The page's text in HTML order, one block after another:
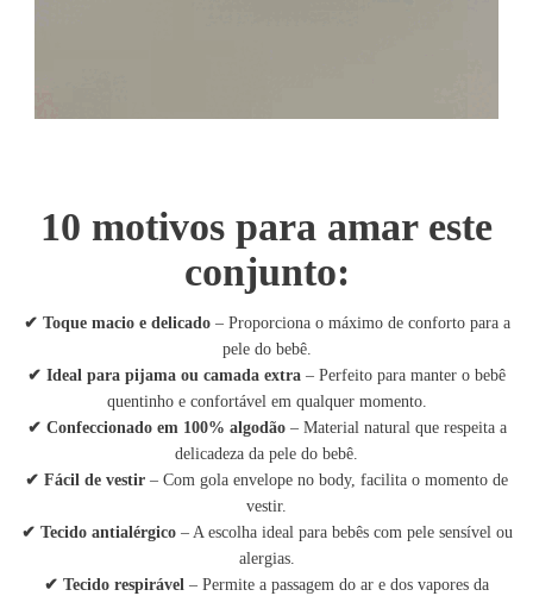
10 motivos para amar este
conjunto:
✔ Toque macio e delicado– Proporciona o máximo de conforto para a
pele do bebê.
✔ Ideal para pijama ou camada extra – Perfeito para manter o bebê
quentinho e confortável em qualquer momento.
✔ Confeccionado em 100% algodão– Material natural que respeita a
delicadeza da pele do bebê.
✔ Fácil de vestir – Com gola envelope no body, facilita o momento de
vestir.
✔ Tecido antialérgico– A escolha ideal para bebês com pele sensível ou
alergias.
✔ Tecido respirável – Permite a passagem do ar e dos vapores da